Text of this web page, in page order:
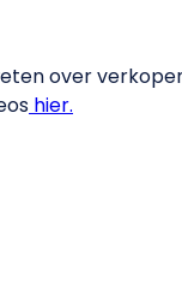
over
hier.